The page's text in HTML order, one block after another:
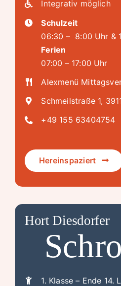
Integrativ möglich
Schulzeit
06:30 – 8:00 Uhr &
Ferien
07:00 – 17:00 Uhr
Alexmenü
Schmeilstraße 1,
+49 155 63404754
Hereinspaziert
Hort Diesdorfer
1. Klasse – Ende 14.